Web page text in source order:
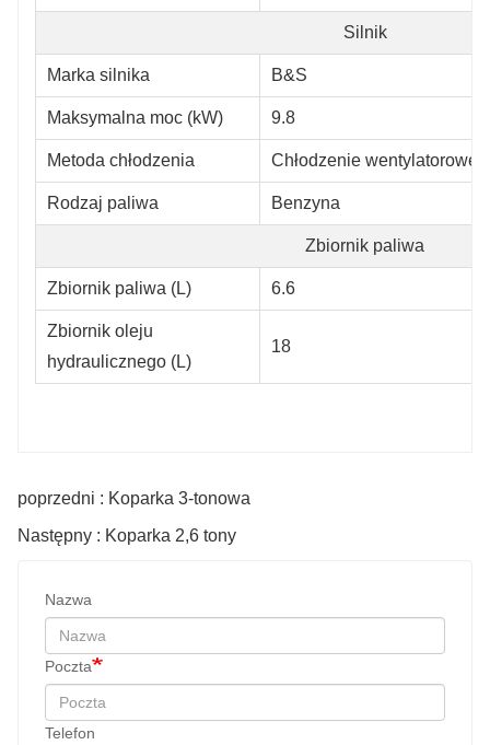
Silnik
Marka silnika B&S
Maksymalna moc (kW) 9.8
Metoda chłodzenia Chłodzenie wentylatorowe
Rodzaj paliwa Benzyna
Zbiornik paliwa
Zbiornik paliwa (L) 6.6
Zbiornik oleju
hydraulicznego (L)
18
poprzedni : Koparka 3-tonowa
Następny : Koparka 2,6 tony
Nazwa
Poczta
Telefon